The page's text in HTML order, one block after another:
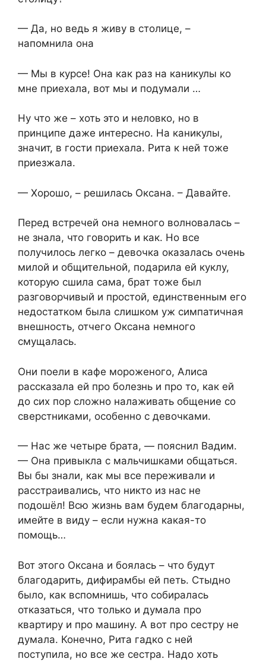
— Да, но ведь я живу в столице, –
напомнила она
— Мы в курсе! Она как раз на каникулы ко
мне приехала, вот мы и подумали …
Ну что же – хоть это и неловко, но в
принципе даже интересно. На каникулы,
значит, в гости приехала. Рита к ней тоже
приезжала.
— Хорошо, – решилась Оксана. – Давайте.
Перед встречей она немного волновалась –
не знала, что говорить и как. Но все
получилось легко – девочка оказалась очень
милой и общительной, подарила ей куклу,
которую сшила сама, брат тоже был
разговорчивый и простой, единственным его
недостатком была слишком уж симпатичная
внешность, отчего Оксана немного
смущалась.
Они поели в кафе мороженого, Алиса
рассказала ей про болезнь и про то, как ей
до сих пор сложно налаживать общение со
сверстниками, особенно с девочками.
— Нас же четыре брата, — пояснил Вадим.
— Она привыкла с мальчишками общаться.
Вы бы знали, как мы все переживали и
расстраивались, что никто из нас не
подошёл! Всю жизнь вам будем благодарны,
имейте в виду – если нужна какая-то
помощь…
Вот этого Оксана и боялась – что будут
благодарить, дифирамбы ей петь. Стыдно
было, как вспомнишь, что собиралась
отказаться, что только и думала про
квартиру и про машину. А вот про сестру не
думала. Конечно, Рита гадко с ней
поступила, но все же сестра. Надо хоть